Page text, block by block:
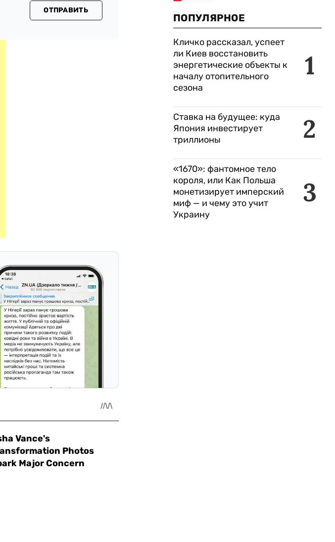
ОТПРАВИТЬ
ПОПУЛЯРНОЕ
1
Кличко рассказал, успеет
ли Киев восстановить
энергетические объекты к
началу отопительного
сезона
2
Ставка на будущее: куда
Япония инвестирует
триллионы
3
«1670»: фантомное тело
короля, или Как Польша
монетизирует имперский
миф — и чему это учит
Украину